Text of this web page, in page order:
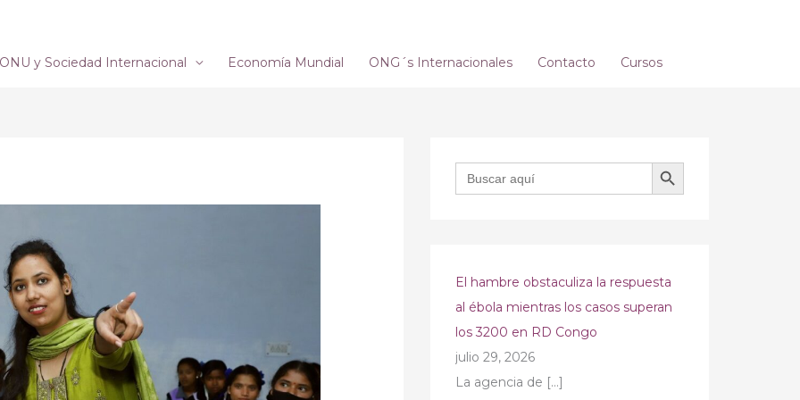
ONU y Sociedad Internacional Economía Mundial ONG´s Internacionales Contacto Cursos
Buscar: BOTÓN DE BÚSQUEDA
El hambre obstaculiza la respuesta
al ébola mientras los casos superan
los 3200 en RD Congo
julio 29, 2026
La agencia de […]